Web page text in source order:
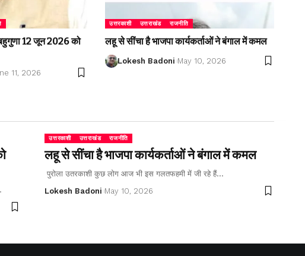
12 जून 2026 को
11, 2026
उत्तरकाशी उत्तराखंड राजनीति
लहू से सींचा है भाजपा कार्यकर्ताओं ने बंगाल में कमल
Lokesh Badoni May 10, 2026
उत्तरकाशी उत्तराखंड राजनीति
लहू से सींचा है भाजपा कार्यकर्ताओं ने बंगाल में कमल
पुरोला उतरकाशी कुछ लोग आज भी इस गलतफहमी में जी रहे हैं…
Lokesh Badoni May 10, 2026